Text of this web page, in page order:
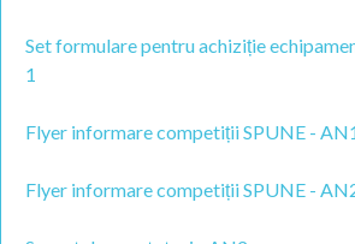
Set formulare pentru achiziție
1
Flyer informare competiții SPUNE -
Flyer informare competiții SPUNE -